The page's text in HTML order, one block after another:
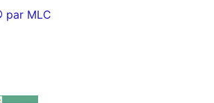
parMLC